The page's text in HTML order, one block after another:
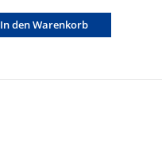
In den Warenkorb